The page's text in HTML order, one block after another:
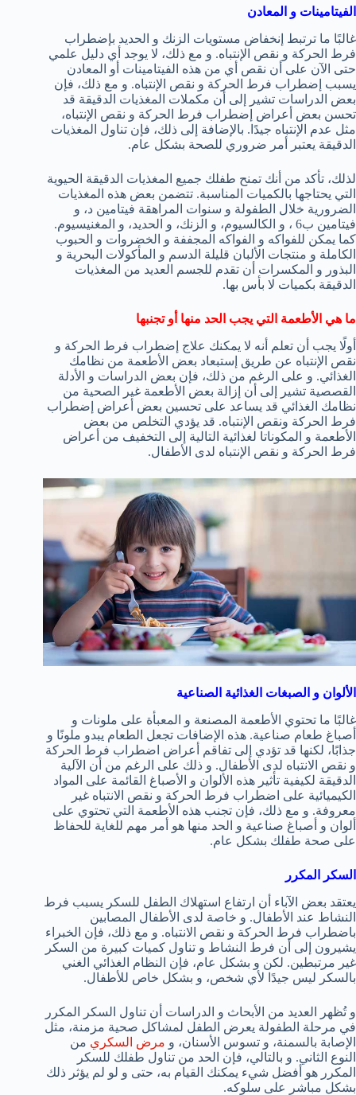
الفيتامينات و المعادن
غالبًا ما ترتبط إنخفاض مستويات الزنك و الحديد بإضطراب
فرط الحركة و نقص الإنتباه. و مع ذلك، لا يوجد أي دليل علمي
حتى الآن على أن نقص أي من هذه الفيتامينات أو المعادن
يسبب إضطراب فرط الحركة و نقص الإنتباه. و مع ذلك، فإن
بعض الدراسات تشير إلى أن مكملات المغذيات الدقيقة قد
تحسن بعض أعراض إضطراب فرط الحركة و نقص الإنتباه،
مثل عدم الإنتباه جيدًا. بالإضافة إلى ذلك، فإن تناول المغذيات
الدقيقة يعتبر أمر ضروري للصحة بشكل عام.
لذلك، تأكد من أنك تمنح طفلك جميع المغذيات الدقيقة الحيوية
التي يحتاجها بالكميات المناسبة. تتضمن بعض هذه المغذيات
الضرورية خلال الطفولة و سنوات المراهقة فيتامين د، و
فيتامين ب6 ، و الكالسيوم، و الزنك، و الحديد، و المغنيسيوم.
كما يمكن للفواكه و الفواكه المجففة و الخضروات و الحبوب
الكاملة و منتجات الألبان قليلة الدسم و المأكولات البحرية و
البذور و المكسرات أن تقدم للجسم العديد من المغذيات
الدقيقة بكميات لا بأس بها.
ما هي الأطعمة التي يجب الحد منها أو تجنبها
أولًا يجب أن تعلم أنه لا يمكنك علاج إضطراب فرط الحركة و
نقص الإنتباه عن طريق إستبعاد بعض الأطعمة من نظامك
الغذائي. و على الرغم من ذلك، فإن بعض الدراسات و الأدلة
القصصية تشير إلى أن إزالة بعض الأطعمة غير الصحية من
نظامك الغذائي قد يساعد على تحسين بعض أعراض إضطراب
فرط الحركة ونقص الإنتباه. قد يؤدي التخلص من بعض
الأطعمة و المكوناتا لغذائية التالية إلى التخفيف من أعراض
فرط الحركة و نقص الإنتباه لدى الأطفال.
الألوان و الصبغات الغذائية الصناعية
غالبًا ما تحتوي الأطعمة المصنعة و المعبأة على ملونات و
أصباغ طعام صناعية. هذه الإضافات تجعل الطعام يبدو ملونًا و
جذابًا، لكنها قد تؤدي إلى تفاقم أعراض اضطراب فرط الحركة
و نقص الانتباه لدى الأطفال. و ذلك على الرغم من أن الآلية
الدقيقة لكيفية تأثير هذه الألوان و الأصباغ القائمة على المواد
الكيميائية على اضطراب فرط الحركة و نقص الانتباه غير
معروفة. و مع ذلك، فإن تجنب هذه الأطعمة التي تحتوي على
ألوان و أصباغ صناعية و الحد منها هو أمر مهم للغاية للحفاظ
على صحة طفلك بشكل عام.
السكر المكرر
يعتقد بعض الآباء أن ارتفاع استهلاك الطفل للسكر يسبب فرط
النشاط عند الأطفال. و خاصة لدى الأطفال المصابين
باضطراب فرط الحركة و نقص الانتباه. و مع ذلك، فإن الخبراء
يشيرون إلى أن فرط النشاط و تناول كميات كبيرة من السكر
غير مرتبطين. لكن و بشكل عام، فإن النظام الغذائي الغني
بالسكر ليس جيدًا لأي شخص، و بشكل خاص للأطفال.
و تُظهر العديد من الأبحاث و الدراسات أن تناول السكر المكرر
في مرحلة الطفولة يعرض الطفل لمشاكل صحية مزمنة، مثل
الإصابة بالسمنة، و تسوس الأسنان، و مرض السكري من
النوع الثاني. و بالتالي، فإن الحد من تناول طفلك للسكر
المكرر هو أفضل شيء يمكنك القيام به، حتى و لو لم يؤثر ذلك
بشكل مباشر على سلوكه.